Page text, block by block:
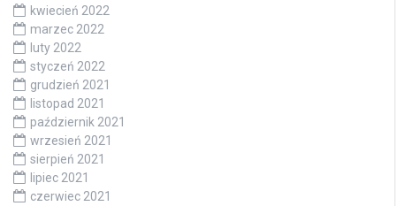
kwiecień 2022
marzec 2022
luty 2022
styczeń 2022
grudzień 2021
listopad 2021
październik 2021
wrzesień 2021
sierpień 2021
lipiec 2021
czerwiec 2021